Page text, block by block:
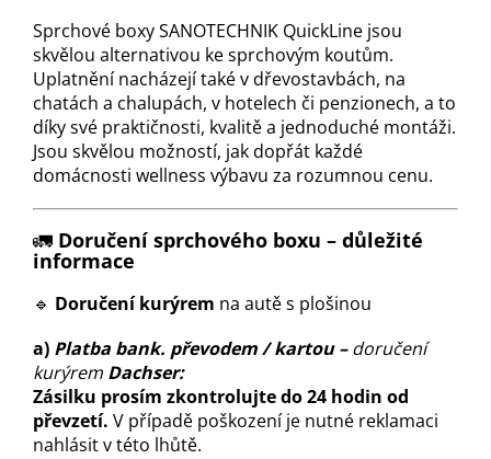
Sprchové boxy SANOTECHNIK QuickLine jsou
skvělou alternativou ke sprchovým koutům.
Uplatnění nacházejí také v dřevostavbách, na
chatách a chalupách, v hotelech či penzionech, a to
díky své praktičnosti, kvalitě a jednoduché montáži.
Jsou skvělou možností, jak dopřát každé
domácnosti wellness výbavu za rozumnou cenu.
🚛 Doručení sprchového boxu – důležité
informace
🔹 Doručení kurýrem na autě s plošinou
a) Platba bank. převodem / kartou –doručení
kurýrem Dachser:
Zásilku prosím zkontrolujte do 24 hodin od
převzetí. V případě poškození je nutné reklamaci
nahlásit v této lhůtě.